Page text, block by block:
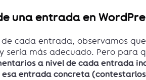
una entrada en
de cada entrada, observamos
sería más adecuado. Pero para
a nivel de cada entrada
esa entrada concreta